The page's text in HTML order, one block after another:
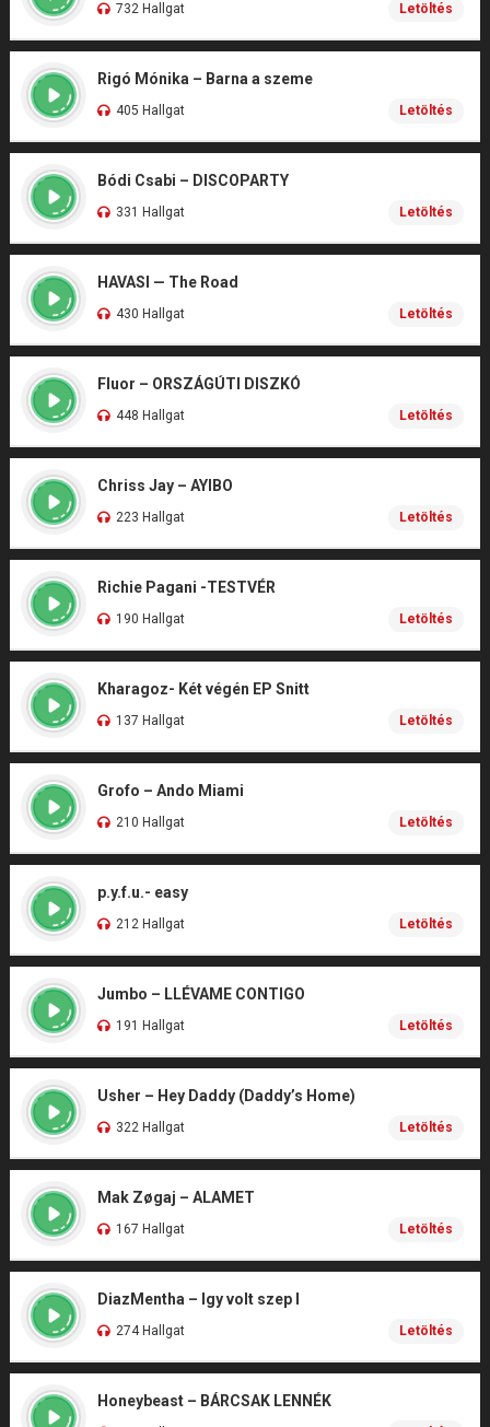
732 Hallgat Letöltés
Rigó Mónika – Barna a szeme
405 Hallgat Letöltés
Bódi Csabi – DISCOPARTY
331 Hallgat Letöltés
HAVASI — The Road
430 Hallgat Letöltés
Fluor – ORSZÁGÚTI DISZKÓ
448 Hallgat Letöltés
Chriss Jay – AYIBO
223 Hallgat Letöltés
Richie Pagani -TESTVÉR
190 Hallgat Letöltés
Kharagoz- Két végén EP Snitt
137 Hallgat Letöltés
Grofo – Ando Miami
210 Hallgat Letöltés
p.y.f.u.- easy
212 Hallgat Letöltés
Jumbo – LLÉVAME CONTIGO
191 Hallgat Letöltés
Usher – Hey Daddy (Daddy’s Home)
322 Hallgat Letöltés
Mak Zøgaj – ALAMET
167 Hallgat Letöltés
DiazMentha – Igy volt szep I
274 Hallgat Letöltés
Honeybeast – BÁRCSAK LENNÉK